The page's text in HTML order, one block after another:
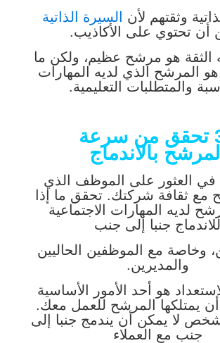
وثقتهم لأن
السيرة الذاتية
أن تحتوي على الأكاذيب.
الثقة هو مرشح عظيم، ولكن ما
هو المرشح الذي لديه المهارات
والمتطلبات التعليمية.
تحقق من سرعة
المرشح بالاندماج
في العثور على الموظف الذي
ثقافة شركتك. تحقق ما إذا
لديه المهارات الاجتماعية
للاندماج جنبا إلى جنب
وخاصة مع الموظفين الحاليين
والمديرين.
هو أحد الأمور الأساسية
يمتلكها المرشح للعمل معك.
لا يمكن أن يندمج جنبا إلى
جنب مع العملاء